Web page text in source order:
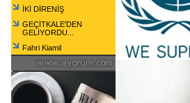
İKİ DİRENİŞ
GEÇİTKALE'DEN
GELİYORDU...
Fahri Kiamil